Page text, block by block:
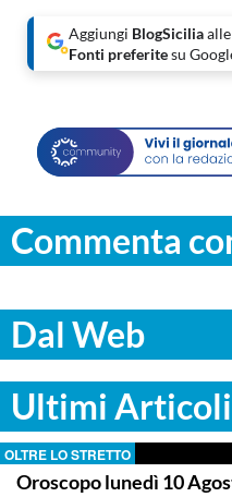
Aggiungi BlogSicilia
Fonti preferitesu
Commenta
Dal Web
Ultimi
OLTRE LO STRETTO
Oroscopo lunedì 10